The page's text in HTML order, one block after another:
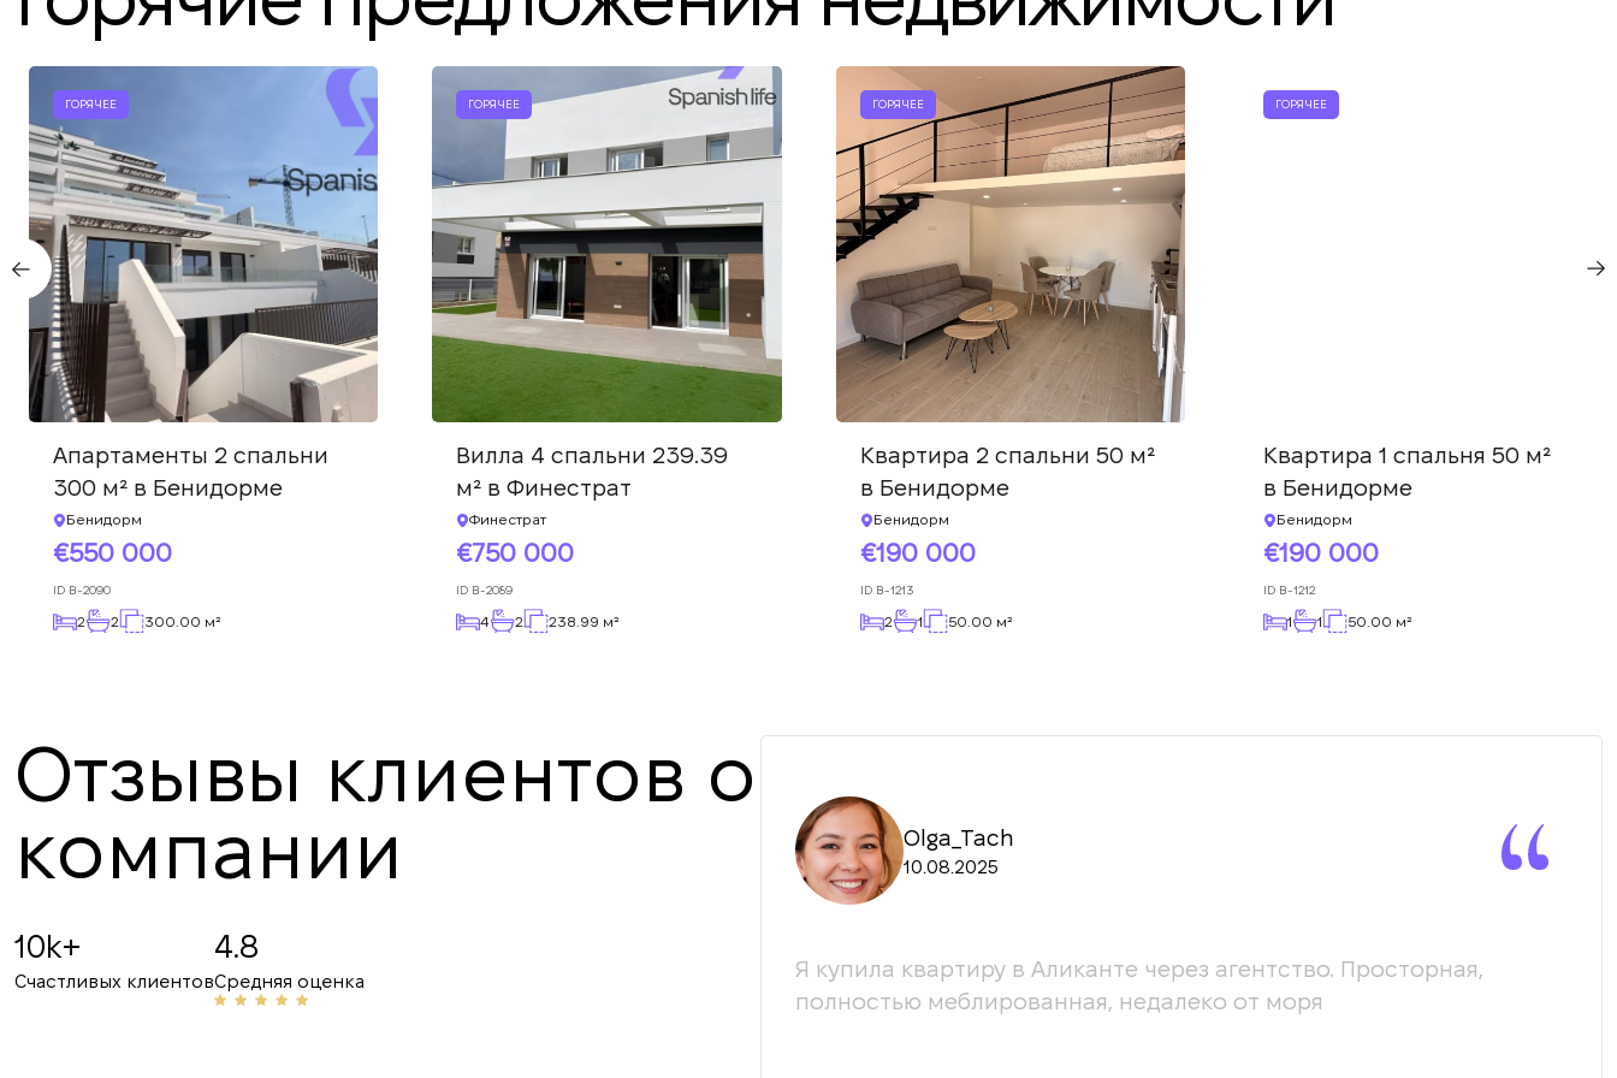
ГОРЯЧЕЕ
Апартаменты 2 спальни
300 м² в Бенидорме
Бенидорм
550 000
ID B-2090
2 2 300.00 м²
ГОРЯЧЕЕ
Вилла 4 спальни 239.39
м² в Финестрат
Финестрат
750 000
ID B-2089
4 2 238.99 м²
ГОРЯЧЕЕ
Квартира 2 спальни 50 м²
в Бенидорме
Бенидорм
190 000
ID B-1213
2 1 50.00 м²
ГОРЯЧЕЕ
Квартира 1 спальня 50 м²
в Бенидорме
Бенидорм
190 000
ID B-1212
1 1 50.00 м²
Отзывы клиентов о
компании
10k+
Счастливых клиентов
4.8
Средняя оценка
Angelina B
19.07.2025
Рекомендую! Приветливый персонал и профессионалы своей
сферы, неоднократно помогали мне с арендой. С радостью
Olga_Tach
10.08.2025
Я купила квартиру в Аликанте через агентство. Просторная,
полностью меблированная, недалеко от моря